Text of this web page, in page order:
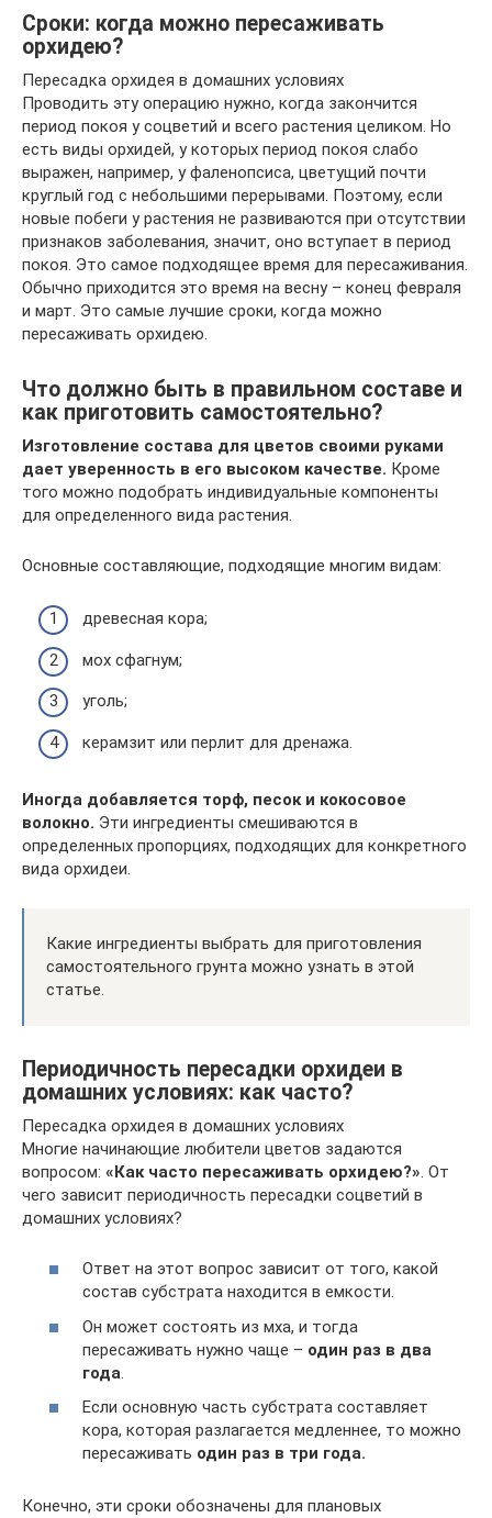
Сроки: когда можно пересаживать
орхидею?
Пересадка орхидея в домашних условиях
Проводить эту операцию нужно, когда закончится
период покоя у соцветий и всего растения целиком. Но
есть виды орхидей, у которых период покоя слабо
выражен, например, у фаленопсиса, цветущий почти
круглый год с небольшими перерывами. Поэтому, если
новые побеги у растения не развиваются при отсутствии
признаков заболевания, значит, оно вступает в период
покоя. Это самое подходящее время для пересаживания.
Обычно приходится это время на весну – конец февраля
и март. Это самые лучшие сроки, когда можно
пересаживать орхидею.
Что должно быть в правильном составе и
как приготовить самостоятельно?
Изготовление состава для цветов своими руками
дает уверенность в его высоком качестве. Кроме
того можно подобрать индивидуальные компоненты
для определенного вида растения.
Основные составляющие, подходящие многим видам:
древесная кора;
мох сфагнум;
уголь;
керамзит или перлит для дренажа.
Иногда добавляется торф, песок и кокосовое
волокно. Эти ингредиенты смешиваются в
определенных пропорциях, подходящих для конкретного
вида орхидеи.
Какие ингредиенты выбрать для приготовления
самостоятельного грунта можно узнать в этой
статье.
Периодичность пересадки орхидеи в
домашних условиях: как часто?
Пересадка орхидея в домашних условиях
Многие начинающие любители цветов задаются
вопросом: «Как часто пересаживать орхидею?» . От
чего зависит периодичность пересадки соцветий в
домашних условиях?
Ответ на этот вопрос зависит от того, какой
состав субстрата находится в емкости.
Он может состоять из мха, и тогда
пересаживать нужно чаще – один раз в два
года
Если основную часть субстрата составляет
кора, которая разлагается медленнее, то можно
пересаживать один раз в три года.
Конечно, эти сроки обозначены для плановых